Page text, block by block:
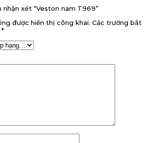
nhận xét “Veston nam T969”
được hiển thị công khai. Các trường bắt
*